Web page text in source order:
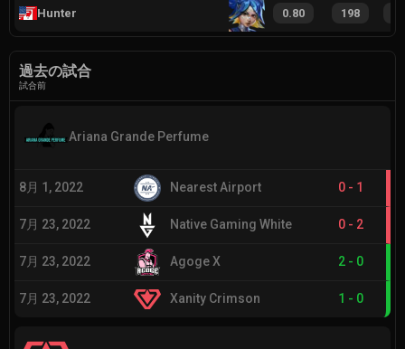
Hunter 0.80 198
過去の試合
試合前
Ariana Grande Perfume
8月 1, 2022 Nearest Airport 0 - 1
7月 23, 2022 Native Gaming White 0 - 2
7月 23, 2022 Agoge X 2 - 0
7月 23, 2022 Xanity Crimson 1 - 0